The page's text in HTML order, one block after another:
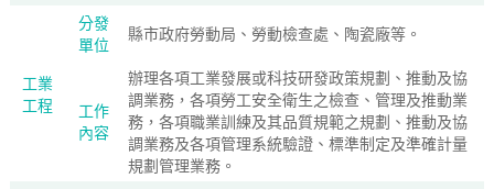
工業
工程
分發
單位
縣市政府勞動局、勞動檢查處、陶瓷廠等。
工作
內容
辦理各項工業發展或科技研發政策規劃、推動及協
調業務，各項勞工安全衛生之檢查、管理及推動業
務，各項職業訓練及其品質規範之規劃、推動及協
調業務及各項管理系統驗證、標準制定及準確計量
規劃管理業務。